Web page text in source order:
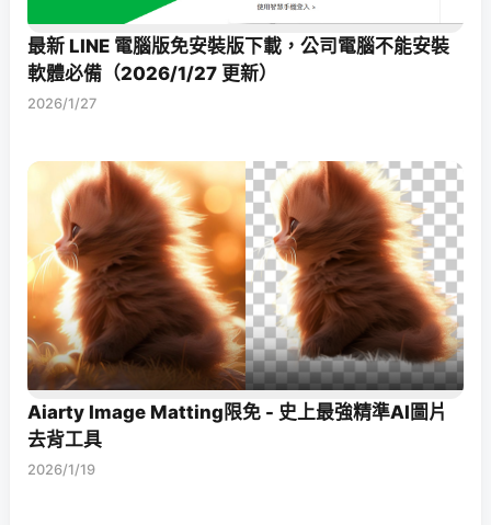
最新 LINE 電腦版免安裝版下載，公司電腦不能安裝
軟體必備（2026/1/27 更新）
2026/1/27
Aiarty Image Matting限免 - 史上最強精準AI圖片
去背工具
2026/1/19